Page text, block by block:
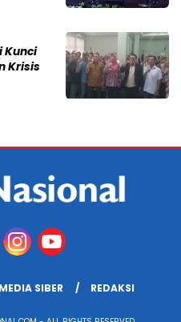
Kunci
Krisis
SIBER REDAKSI